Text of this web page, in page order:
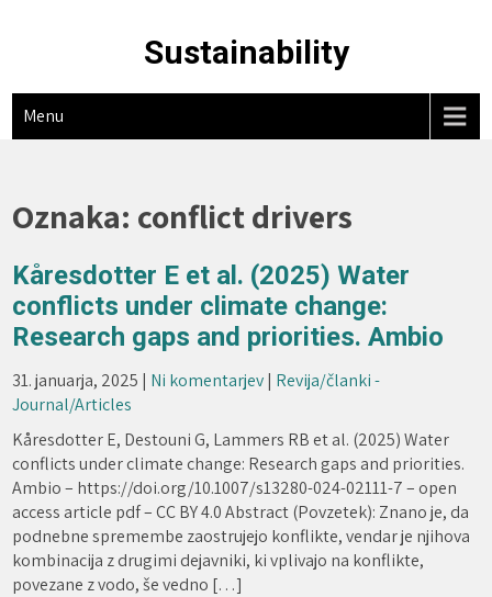
Sustainability
Menu
Oznaka: conflict drivers
Kåresdotter E et al. (2025) Water
conflicts under climate change:
Research gaps and priorities. Ambio
31. januarja, 2025 | Ni komentarjev| Revija/članki -
Journal/Articles
Kåresdotter E, Destouni G, Lammers RB et al. (2025) Water
conflicts under climate change: Research gaps and priorities.
Ambio – https://doi.org/10.1007/s13280-024-02111-7 – open
access article pdf – CC BY 4.0 Abstract (Povzetek): Znano je, da
podnebne spremembe zaostrujejo konflikte, vendar je njihova
kombinacija z drugimi dejavniki, ki vplivajo na konflikte,
povezane z vodo, še vedno […]